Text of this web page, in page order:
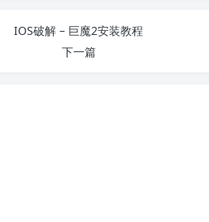
IOS破解 – 巨魔2安装教程
下一篇